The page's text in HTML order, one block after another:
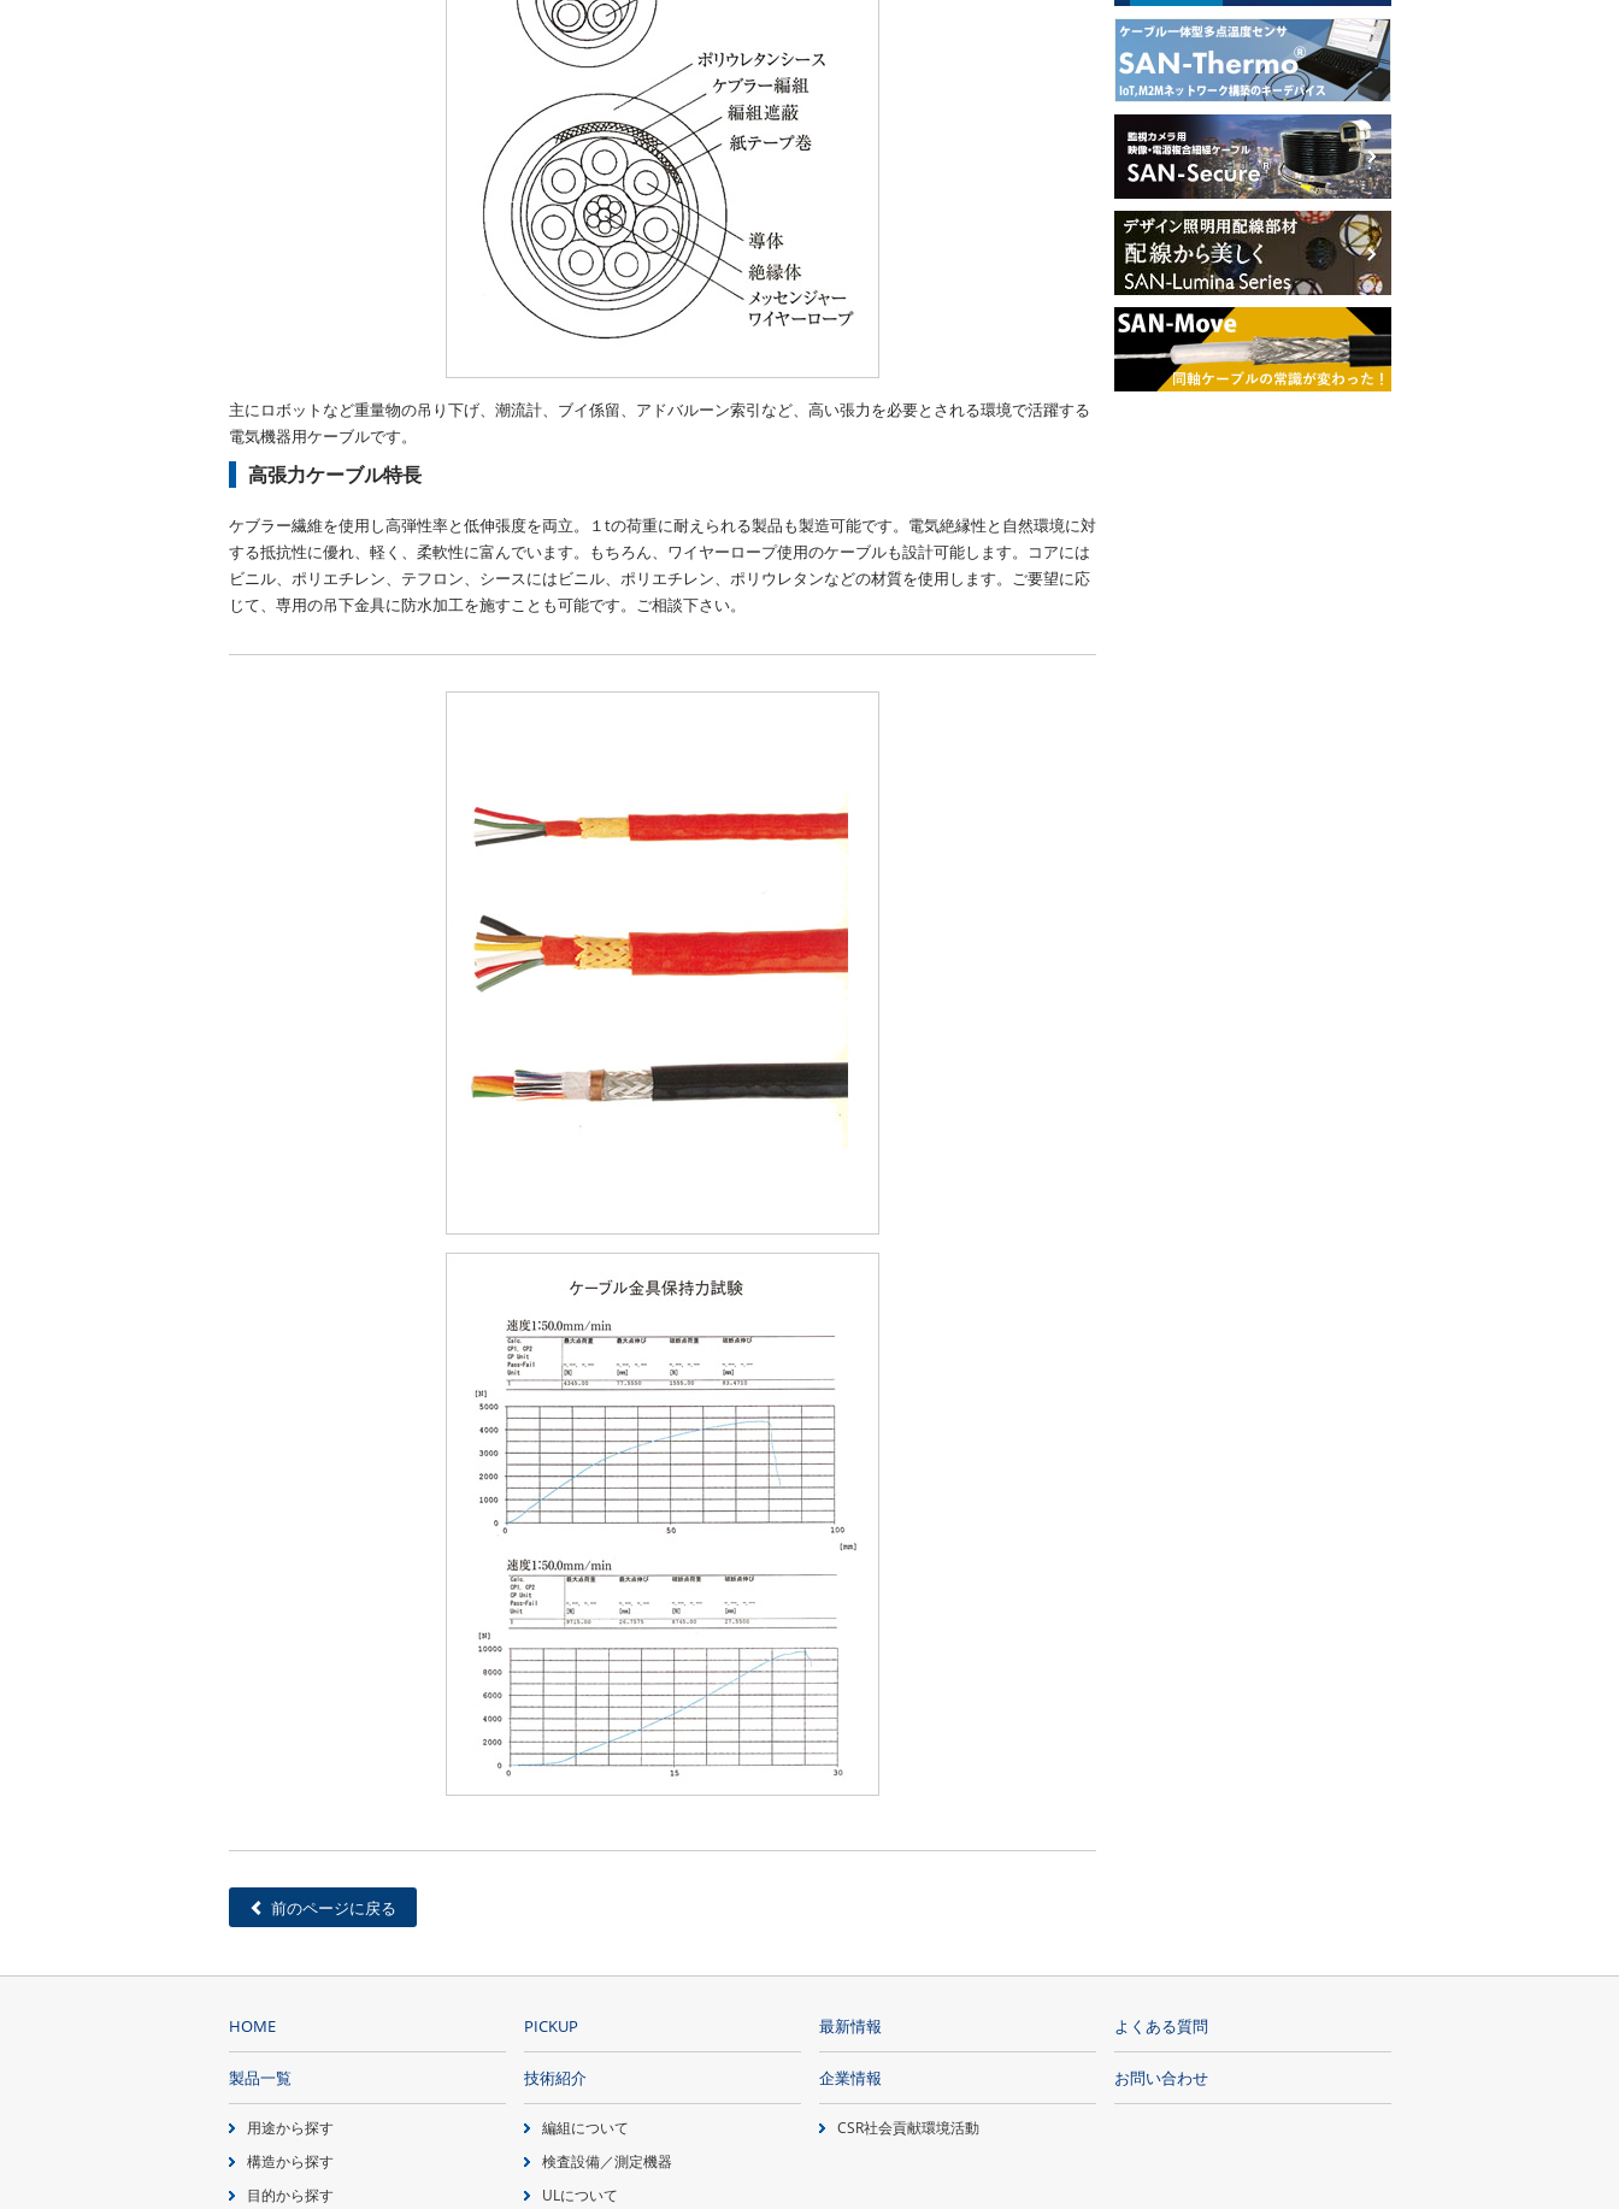
主にロボットなど重量物の吊り下げ、潮流計、ブイ係留、アドバルーン索引など、高い張力を必要とされる環境で活躍する
電気機器用ケーブルです。
高張力ケーブル特長
ケブラー繊維を使用し高弾性率と低伸張度を両立。１tの荷重に耐えられる製品も製造可能です。電気絶縁性と自然環境に対
する抵抗性に優れ、軽く、柔軟性に富んでいます。もちろん、ワイヤーロープ使用のケーブルも設計可能します。コアには
ビニル、ポリエチレン、テフロン、シースにはビニル、ポリエチレン、ポリウレタンなどの材質を使用します。ご要望に応
じて、専用の吊下金具に防水加工を施すことも可能です。ご相談下さい。
前のページに戻る
HOME
製品一覧
用途から探す
構造から探す
目的から探す
PICKUP
技術紹介
編組について
検査設備／測定機器
ULについて
最新情報
企業情報
CSR社会貢献環境活動
よくある質問
お問い合わせ